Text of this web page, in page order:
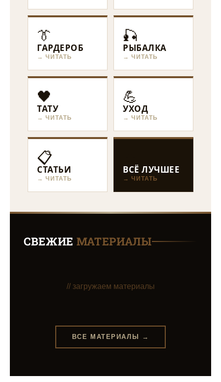
👔
ГАРДЕРОБ
→ ЧИТАТЬ
🎣
РЫБАЛКА
→ ЧИТАТЬ
🖤
ТАТУ
→ ЧИТАТЬ
💪
УХОД
→ ЧИТАТЬ
📋
СТАТЬИ
→ ЧИТАТЬ
ВСЁ ЛУЧШЕЕ
→ ЧИТАТЬ
СВЕЖИЕ МАТЕРИАЛЫ
// загружаем материалы
ВСЕ МАТЕРИАЛЫ →